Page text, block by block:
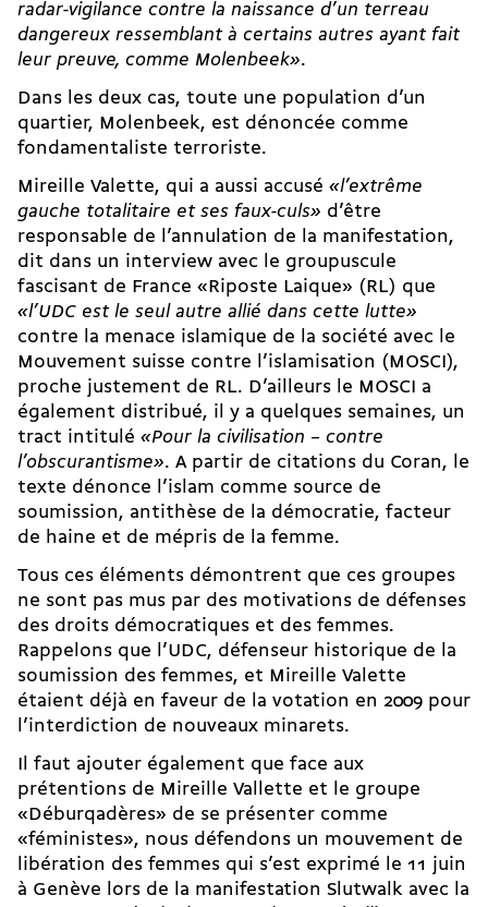
radar-vigilance contre la naissance d’un terreau
dangereux ressemblant à certains autres ayant fait
leur preuve, comme Molenbeek».
Dans les deux cas, toute une population d’un
quartier, Molenbeek, est dénoncée comme
fondamentaliste terroriste.
Mireille Valette, qui a aussi accusé «l’extrême
gauche totalitaire et ses faux-culs» d’être
responsable de l’annulation de la manifestation,
dit dans un interview avec le groupuscule
fascisant de France «Riposte Laique» (RL) que
«l’UDC est le seul autre allié dans cette lutte»
contre la menace islamique de la société avec le
Mouvement suisse contre l’islamisation (MOSCI),
proche justement de RL. D’ailleurs le MOSCI a
également distribué, il y a quelques semaines, un
tract intitulé «Pour la civilisation – contre
l’obscurantisme». A partir de citations du Coran, le
texte dénonce l’islam comme source de
soumission, antithèse de la démocratie, facteur
de haine et de mépris de la femme.
Tous ces éléments démontrent que ces groupes
ne sont pas mus par des motivations de défenses
des droits démocratiques et des femmes.
Rappelons que l’UDC, défenseur historique de la
soumission des femmes, et Mireille Valette
étaient déjà en faveur de la votation en 2009 pour
l’interdiction de nouveaux minarets.
Il faut ajouter également que face aux
prétentions de Mireille Vallette et le groupe
«Déburqadères» de se présenter comme
«féministes», nous défendons un mouvement de
libération des femmes qui s’est exprimé le 11 juin
à Genève lors de la manifestation Slutwalk avec la